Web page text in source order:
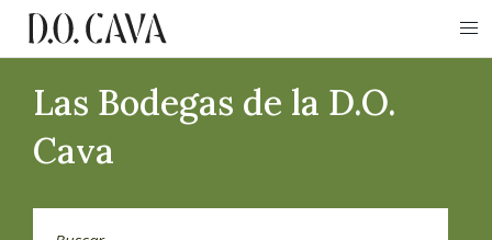
Las Bodegas de la D.O.
Cava